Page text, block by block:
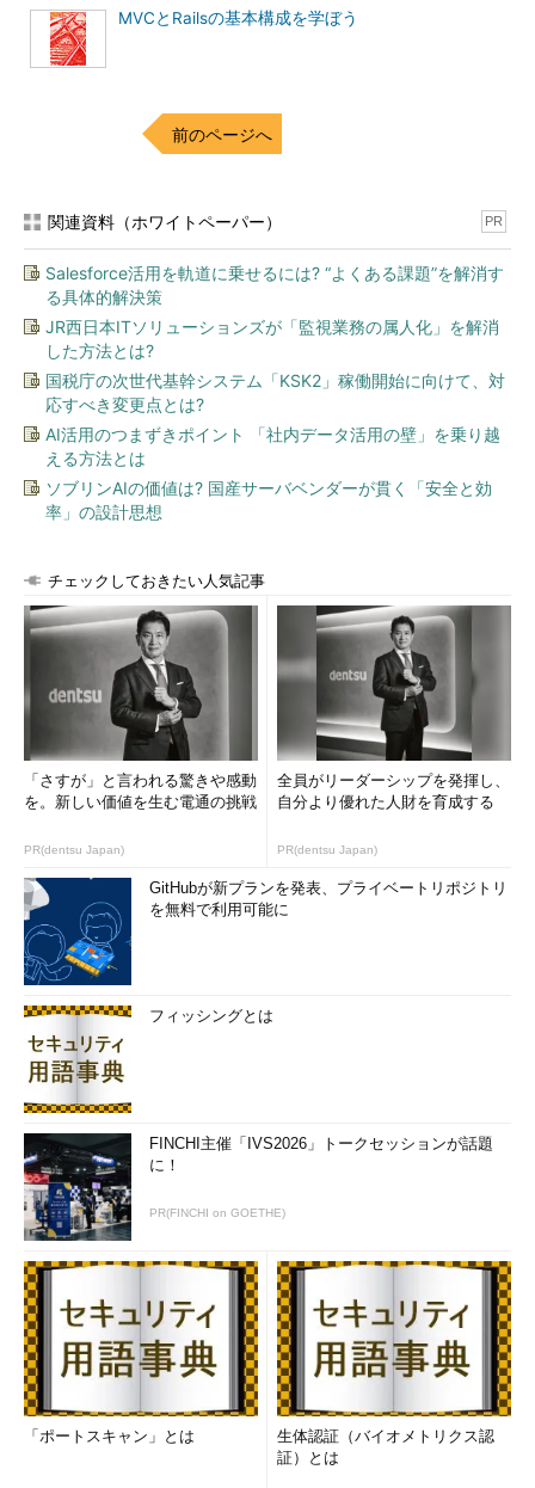
MVCとRailsの基本構成を学ぼう
前のページへ
関連資料（ホワイトペーパー） PR
Salesforce活用を軌道に乗せるには? “よくある課題”を解消す
る具体的解決策
JR西日本ITソリューションズが「監視業務の属人化」を解消
した方法とは?
国税庁の次世代基幹システム「KSK2」稼働開始に向けて、対
応すべき変更点とは?
AI活用のつまずきポイント 「社内データ活用の壁」を乗り越
える方法とは
ソブリンAIの価値は? 国産サーバベンダーが貫く「安全と効
率」の設計思想
チェックしておきたい人気記事
「さすが」と言われる驚きや感動
を。新しい価値を生む電通の挑戦
PR(dentsu Japan)
全員がリーダーシップを発揮し、
自分より優れた人財を育成する
PR(dentsu Japan)
GitHubが新プランを発表、プライベートリポジトリ
を無料で利用可能に
フィッシングとは
FINCHI主催「IVS2026」トークセッションが話題
に！
PR(FINCHI on GOETHE)
「ポートスキャン」とは
生体認証（バイオメトリクス認
証）とは